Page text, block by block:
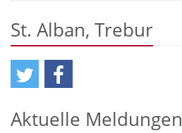
St. Alban, Trebur
Aktuelle Meldungen